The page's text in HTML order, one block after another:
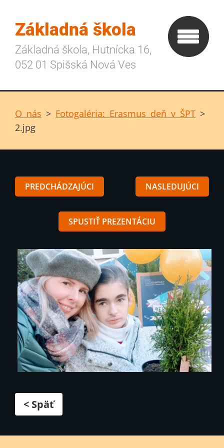
Základná škola
Základná škola, Hutnícka 16,
052 01 Spišská Nová Ves
O nás > Fotogaléria: Erasmus deň v ŠPT >
2.jpg
PREDCHÁDZAJÚCI NASLEDUJÚCI
SPUSTIŤ PREZENTÁCIU
< Späť